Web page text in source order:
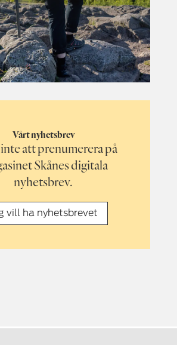
Vårt nyhetsbrev
att prenumerera på
Skånes digitala
nyhetsbrev.
vill ha nyhetsbrevet